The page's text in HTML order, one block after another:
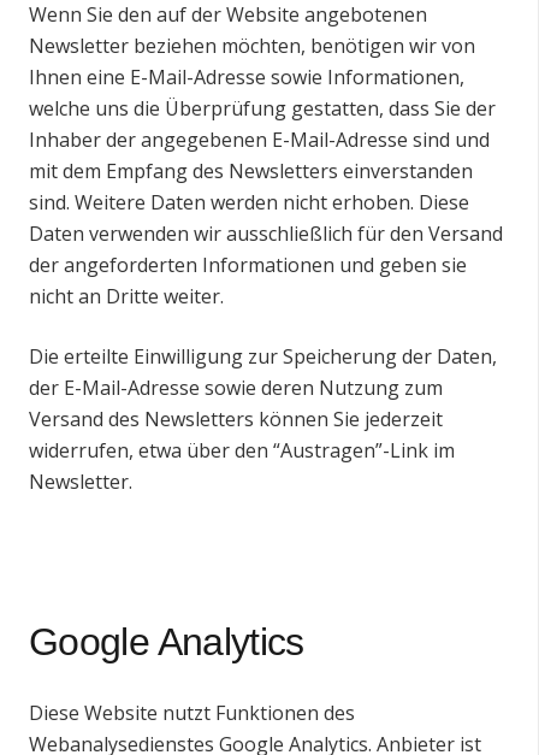
Wenn Sie den auf der Website angebotenen
Newsletter beziehen möchten, benötigen wir von
Ihnen eine E-Mail-Adresse sowie Informationen,
welche uns die Überprüfung gestatten, dass Sie der
Inhaber der angegebenen E-Mail-Adresse sind und
mit dem Empfang des Newsletters einverstanden
sind. Weitere Daten werden nicht erhoben. Diese
Daten verwenden wir ausschließlich für den Versand
der angeforderten Informationen und geben sie
nicht an Dritte weiter.
Die erteilte Einwilligung zur Speicherung der Daten,
der E-Mail-Adresse sowie deren Nutzung zum
Versand des Newsletters können Sie jederzeit
widerrufen, etwa über den “Austragen”-Link im
Newsletter.
Google Analytics
Diese Website nutzt Funktionen des
Webanalysedienstes Google Analytics. Anbieter ist